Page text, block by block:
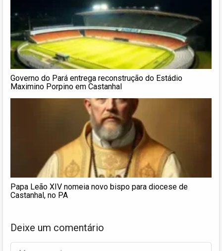
Governo do Pará entrega reconstrução do Estádio
Maximino Porpino em Castanhal
Papa Leão XIV nomeia novo bispo para diocese de
Castanhal, no PA
Deixe um comentário